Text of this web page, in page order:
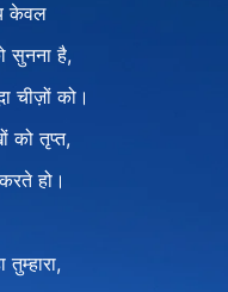
केवल
सुनना है,
चीज़ों को।
को तृप्त,
हो।
तुम्हारा,